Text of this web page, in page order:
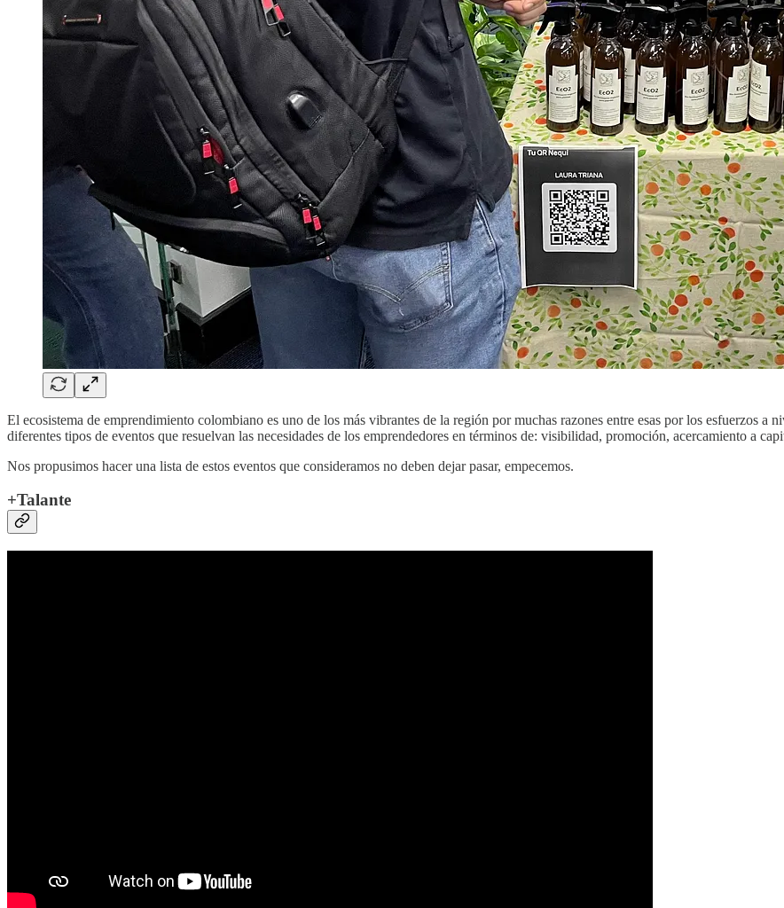
El ecosistema de emprendimiento colombiano es uno de los más vibrantes de la región por muchas razones entre esas por los esfuerzos a
diferentes tipos de eventos que resuelvan las necesidades de los emprendedores en términos de: visibilidad, promoción, acercamiento a
Nos propusimos hacer una lista de estos eventos que consideramos no deben dejar pasar, empecemos.
+Talante